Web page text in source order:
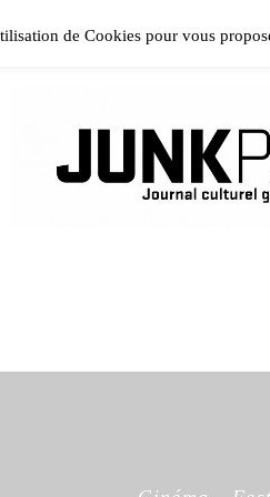
install and activate Powerkit
de Cookies pour vous